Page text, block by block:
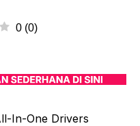
0 (0)
In-One Drivers